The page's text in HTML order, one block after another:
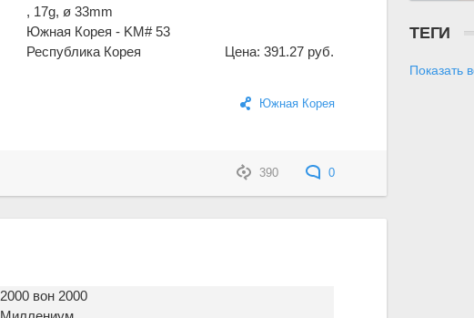
, 17g, ø 33mm
Южная Корея - KM# 53
Республика Корея
Цена: 391.27 руб.
Южная Корея
390 0
2000 вон 2000
ТЕГИ
Показать